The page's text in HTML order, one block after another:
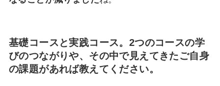
基礎コースと実践コース。2つのコースの学
びのつながりや、その中で見えてきたご自身
の課題があれば教えてください。